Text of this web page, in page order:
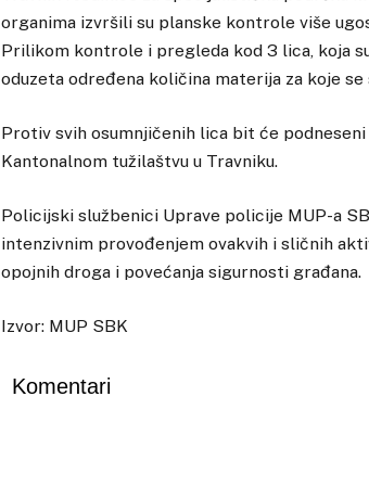
organima izvršili su planske kontrole više
Prilikom kontrole i pregleda kod 3 lica, koja
oduzeta određena količina materija za koje se
Protiv svih osumnjičenih lica bit će
Kantonalnom tužilaštvu u Travniku.
Policijski službenici Uprave policije MUP-a
intenzivnim provođenjem ovakvih i sličnih
opojnih droga i povećanja sigurnosti građana.
Izvor: MUP SBK
Komentari